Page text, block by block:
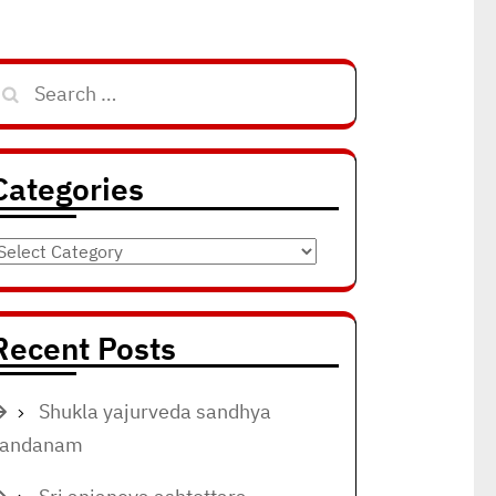
Search
for:
Posts
Shukla yajurveda sandhya